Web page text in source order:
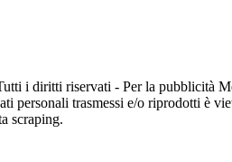
i diritti riservati - Per la pubblicità
personali trasmessi e/o riprodotti è
scraping.